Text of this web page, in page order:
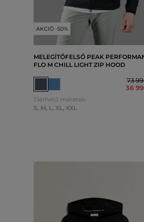
AKCIÓ -50%
MELEGÍTŐFELSŐ PEAK
FLO M CHILL LIGHT ZIP HOOD
73
36
Elérhető méretek:
S, M, L, XL, XXL